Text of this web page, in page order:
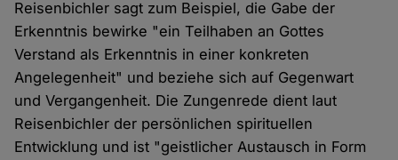
Reisenbichler sagt zum Beispiel, die Gabe der
Erkenntnis bewirke "ein Teilhaben an Gottes
Verstand als Erkenntnis in einer konkreten
Angelegenheit" und beziehe sich auf Gegenwart
und Vergangenheit. Die Zungenrede dient laut
Reisenbichler der persönlichen spirituellen
Entwicklung und ist "geistlicher Austausch in Form